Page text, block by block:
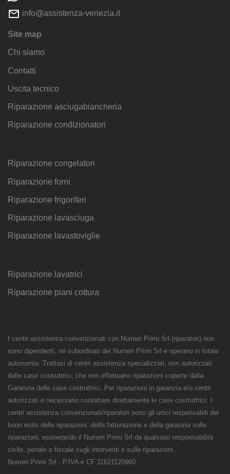
info@assistenza-venezia.it
Site map
Chi siamo
Contatti
Uscita tecnico
Riparazione asciugabiancheria
Riparazione condizionatori
Riparazione congelatori
Riparazione forni
Riparazione frigoriferi
Riparazione lavasciuga
Riparazione lavastoviglie
Riparazione lavatrici
Riparazione piani cottura
I centri assistenza convenzionati con Numeri Primi Srl (riparatori) non
sono dipendenti, né subordinati del Numeri Primi Srl e operano in totale
autonomia. Trattasi di centri assistenza specializzati, non autorizzati
dalle case costruttrici, che non effettuano riparazioni coperte dalla
Garanzia delle case costruttrici. Per riparazioni in garanzia e/o centri
autorizzati è necessario contattare direttamente le case costruttrici. I
centri assistenza convenzionati/riparatori sono gli unici responsabili del
buon esito delle riparazioni, della fatturazione e della garanzia sulle
riparazioni, esonerando il Numeri Primi Srl da qualsiasi responsabilità
civile, penale o fiscale sugli interventi e sulle riparazioni.
Numeri Primi Srl - P.IVA e CF 11621120960